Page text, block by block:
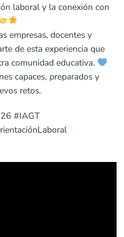
laboral y la conexión con
empresas, docentes y
de esta experiencia que
comunidad educativa.
capaces, preparados y
retos.
#IAGT